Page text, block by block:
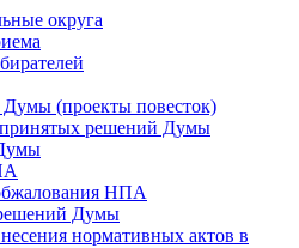
округа
Думы (проекты повесток)
решений Думы
НПА
Думы
нормативных актов в